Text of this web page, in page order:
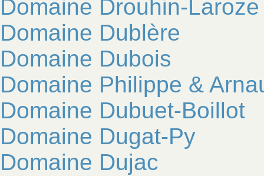
Domaine Drouhin-Laroze
Domaine Dublère
Domaine Dubois
Domaine Philippe &
Domaine Dubuet-Boillot
Domaine Dugat-Py
Domaine Dujac